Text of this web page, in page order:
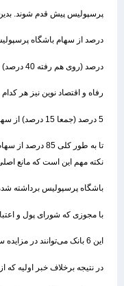
پرسپولیس پیش قدم شوند. بدین
درصد از سهام باشگاه پرسپولیس
درصد (روی هم رفته 40 درصد) و سه بانک صادرات،
رفاه و اقتصاد نوین نیز هر کدام
تا به طور کلی 85 درصد از سهام این باشگاه عرضه شود.
نکته مهم این است که مانع
باشگاه پرسپولیس برداشته شده
با مجوزی که شورای پول و
این 6 بانک می‌توانند در مزایده سوم اردیبهشت پرسپولیس شرکت کنند.
در نتیجه برخلاف خبر اولیه که از